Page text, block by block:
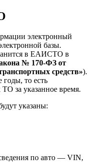
электронный
базы.
в ЕАИСТО в
№ 170-ФЗ от
средств»).
годы, то есть
ТО за указанное время.
указаны:
по авто — VIN,